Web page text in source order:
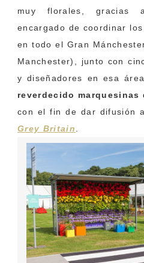
muy florales, gracias
encargado de coordinar
en todo el Gran
Manchester), junto con
y diseñadores en esa
reverdecido marquesinas
con el fin de dar difusión
Grey Britain.